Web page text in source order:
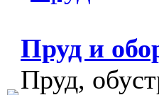
Пруд и
Пруд,